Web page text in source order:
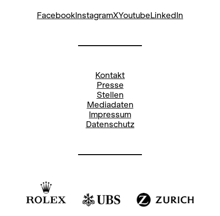
FacebookInstagramXYoutubeLinkedIn
Kontakt
Presse
Stellen
Mediadaten
Impressum
Datenschutz